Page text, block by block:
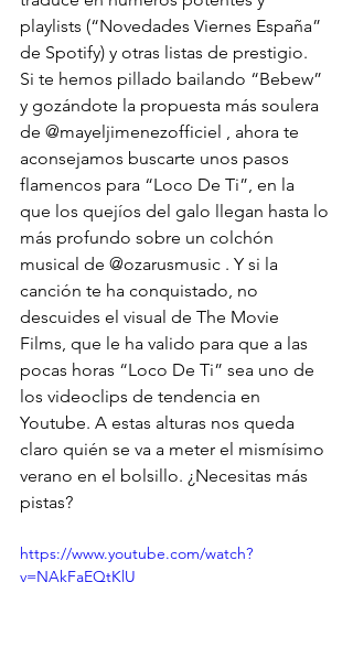
playlists (“Novedades Viernes España”
de Spotify) y otras listas de prestigio.
Si te hemos pillado bailando “Bebew”
y gozándote la propuesta más soulera
de @mayeljimenezofficiel , ahora te
aconsejamos buscarte unos pasos
flamencos para “Loco De Ti”, en la
que los quejíos del galo llegan hasta lo
más profundo sobre un colchón
musical de @ozarusmusic . Y si la
canción te ha conquistado, no
descuides el visual de The Movie
Films, que le ha valido para que a las
pocas horas “Loco De Ti” sea uno de
los videoclips de tendencia en
Youtube. A estas alturas nos queda
claro quién se va a meter el mismísimo
verano en el bolsillo. ¿Necesitas más
pistas?
https://www.youtube.com/watch?
v=NAkFaEQtKlU